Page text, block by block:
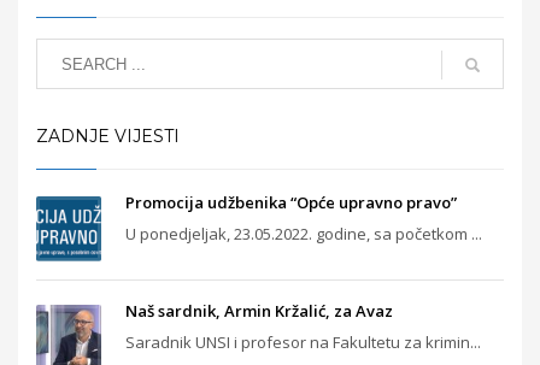
ZADNJE VIJESTI
Promocija udžbenika “Opće upravno pravo”
U ponedjeljak, 23.05.2022. godine, sa početkom ...
Naš sardnik, Armin Kržalić, za Avaz
Saradnik UNSI i profesor na Fakultetu za krimin...